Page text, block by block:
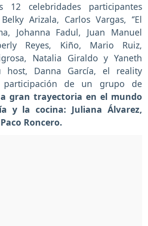
12 celebridades participantes
Arizala, Carlos Vargas, ‘’El
Johanna Fadul, Juan Manuel
Reyes, Kiño, Mario Ruiz,
Natalia Giraldo y Yaneth
host, Danna García, el reality
de un grupo de
gran trayectoria en el mundo
y la cocina: Juliana Álvarez,
Roncero.